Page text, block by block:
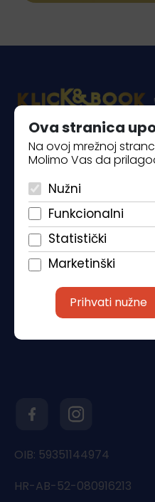
Ova stranica
Na ovoj mrežnoj
Molimo Vas da
Nužni
Funkcionalni
Statistički
Marketinški
Prihvati nužne
Piantade 41, 52440
OIB: 59351144974
HR-AB-52-080916213